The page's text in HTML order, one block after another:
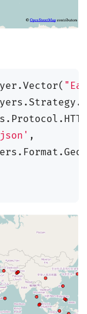
.Vector(
. Strategy .
. Protocol . HTTP
,
. Format .